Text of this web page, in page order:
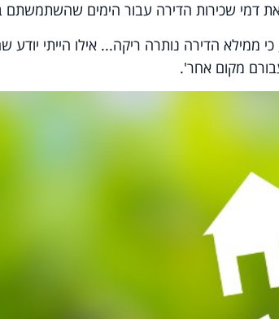
את דמי שכירות הדירה עבור הימים
ממילא הדירה נותרה ריקה... אילו הייתי יודע
מקום אחר'.